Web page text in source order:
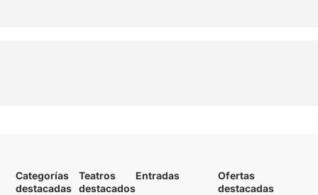
Categorías
destacadas
Teatros
destacados
Entradas
Ofertas
destacadas